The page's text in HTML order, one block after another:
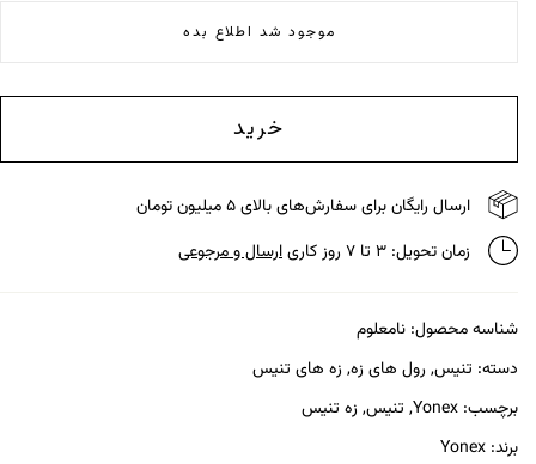
موجود شد اطلاع بده
خرید
ارسال رایگان برای سفارش‌های بالای ۵ میلیون تومان
زمان تحویل: ۳ تا ۷ روز کاری
ارسال و مرجوعی
شناسه محصول: نامعلوم
دسته: تنیس, رول های زه, زه های تنیس
برچسب: Yonex
, تنیس, زه تنیس
برند: Yonex